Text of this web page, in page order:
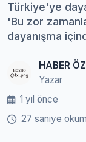
Türkiye'ye
'Bu zor
dayanışma
HABER
Yazar
1 yıl önce
27 saniye